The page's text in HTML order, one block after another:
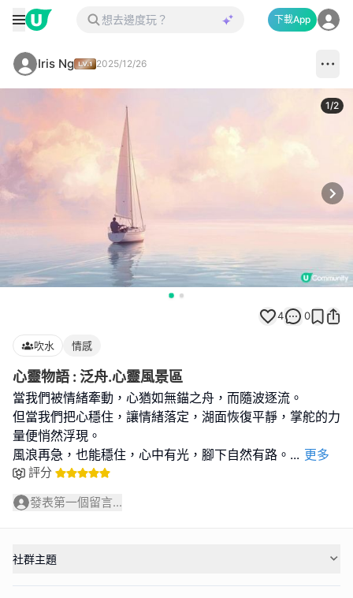
下載App
Iris Ng 2025/12/26
1/2
4 0
吹水 情感
心靈物語 : 泛舟.心靈風景區
當我們被情緒牽動，心猶如無錨之舟，而隨波逐流。
但當我們把心穩住，讓情緒落定，湖面恢復平靜，掌舵的力
量便悄然浮現。
風浪再急，也能穩住，心中有光，腳下自然有路。 ... 更多
評分
發表第一個留言...
社群主題